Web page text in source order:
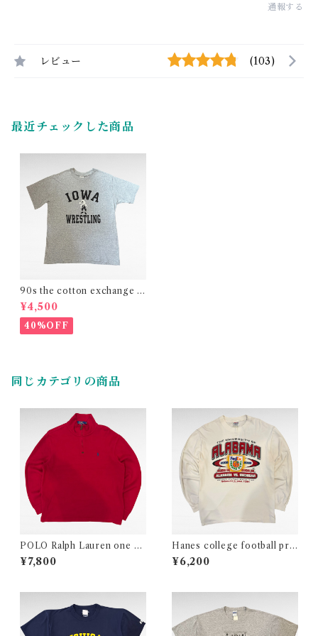
通報する
レビュー (103)
最近チェックした商品
90s the cotton exchange c
ollege print t-shirt(made in
USA)
¥4,500
40%OFF
同じカテゴリの商品
POLO Ralph Lauren one po
int logo half zip cotton knit
¥7,800
Hanes college football prin
t long sleeve t-shirt
¥6,200